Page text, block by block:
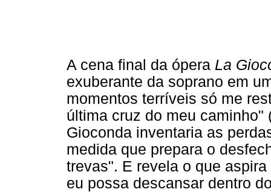
A cena final da ópera La
exuberante da soprano em
momentos terríveis só me
última cruz do meu caminho"
Gioconda inventaria as
medida que prepara o
trevas". E revela o que
eu possa descansar dentro